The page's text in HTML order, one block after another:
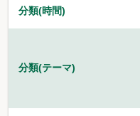
分類(時間)
分類(テーマ)